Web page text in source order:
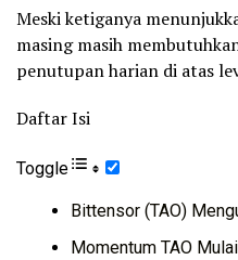
Meski ketiganya
masing masih
penutupan harian di atas
Daftar Isi
Toggle
Bittensor (TAO)
Momentum TAO